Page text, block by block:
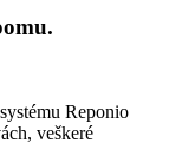
Reponio
veškeré